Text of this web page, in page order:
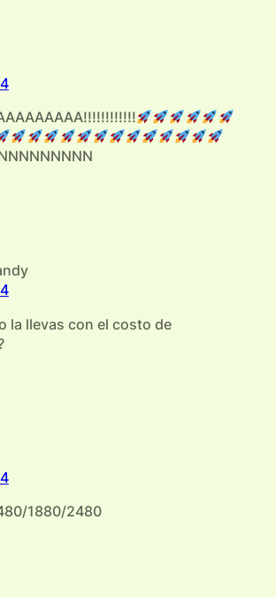
la llevas con el costo de
1880/2480